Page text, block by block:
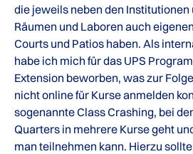
die jeweils neben den Institutionen
Räumen und Laboren auch
Courts und Patios haben. Als
habe ich mich für das UPS
Extension beworben, was zur
nicht online für Kurse anmelden
sogenannte Class Crashing, bei
Quarters in mehrere Kurse geht
man teilnehmen kann. Hierzu